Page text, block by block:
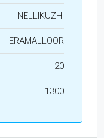
NELLIKUZHI
ERAMALLOOR
20
1300